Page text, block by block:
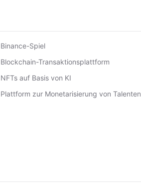
Binance-Spiel
Blockchain-Transaktionsplattform
NFTs auf Basis von KI
Plattform zur Monetarisierung von Talenten